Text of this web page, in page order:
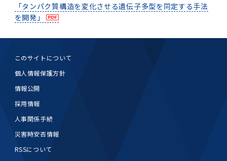
「タンパク質構造を変化させる遺伝子多型を同定する手法
を開発」
このサイトについて
個人情報保護方針
情報公開
採用情報
人事関係手続
災害時安否情報
RSSについて